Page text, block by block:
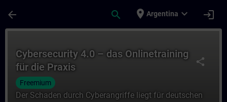
arrow_back search place Argentina expand_more login
share
Cybersecurity 4.0 – das Onlinetraining
für die Praxis
Freemium
Der Schaden durch Cyberangriffe liegt für deutschen